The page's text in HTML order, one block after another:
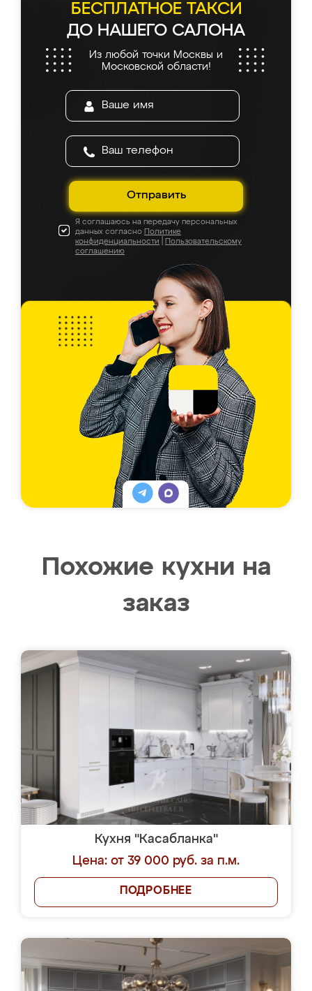
БЕСПЛАТНОЕ ТАКСИ
ДО НАШЕГО САЛОНА
Из любой точки Москвы и
Московской области!
Отправить
Я соглашаюсь на передачу персональных
данных согласно Политике
конфиденциальности
Пользовательскому
соглашению
Похожие кухни на
заказ
Кухня "Касабланка"
Цена: от 39 000 руб. за п.м.
ПОДРОБНЕЕ